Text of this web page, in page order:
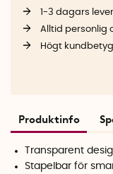
1-3 dagars
Alltid personlig
Högt
Produktinfo
Transparent
Stapelbar för